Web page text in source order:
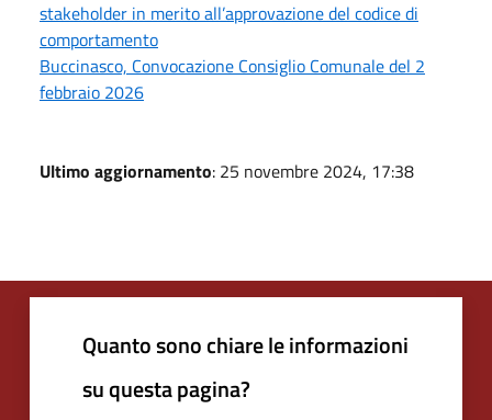
stakeholder in merito all’approvazione del codice di
comportamento
Buccinasco, Convocazione Consiglio Comunale del 2
febbraio 2026
Ultimo aggiornamento: 25 novembre 2024, 17:38
Quanto sono chiare le informazioni
su questa pagina?